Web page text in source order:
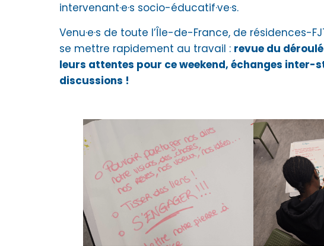
intervenant·e·s socio-éducatif·ve·s.
Venu·e·s de toute l’Île-de-France, de résidences-
se mettre rapidement au travail : revue du
leurs attentes pour ce weekend, échanges
discussions !